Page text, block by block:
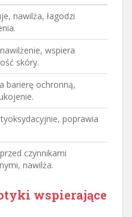
nawilża, łagodzi
wspiera
skóry.
barierę ochronną,
poprawia
czynnikami
nawilża.
wspierające